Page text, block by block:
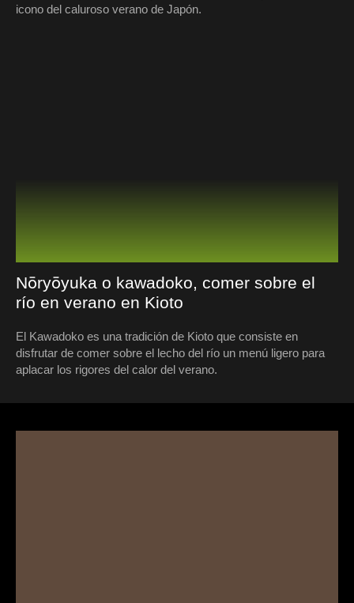
icono del caluroso verano de Japón.
Nōryōyuka o kawadoko, comer sobre el
río en verano en Kioto
El Kawadoko es una tradición de Kioto que consiste en
disfrutar de comer sobre el lecho del río un menú ligero para
aplacar los rigores del calor del verano.